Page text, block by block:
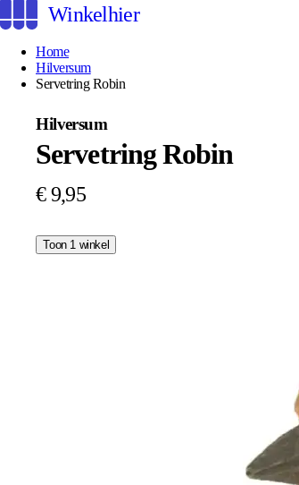
Winkelhier
Home
Hilversum
Servetring Robin
Hilversum
Servetring Robin
€ 9,95
Toon 1 winkel